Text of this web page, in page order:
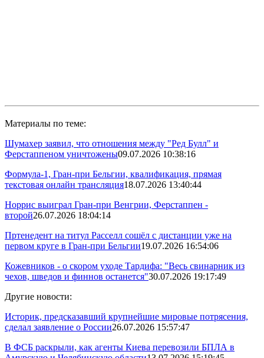
Материалы по теме:
Шумахер заявил, что отношения между "Ред Булл" и
Ферстаппеном уничтожены09.07.2026 10:38:16
Формула-1, Гран-при Бельгии, квалификация, прямая
текстовая онлайн трансляция18.07.2026 13:40:44
Норрис выиграл Гран-при Венгрии, Ферстаппен -
второй26.07.2026 18:04:14
Пртенедент на титул Расселл сошёл с дистанции уже на
первом круге в Гран-при Бельгии19.07.2026 16:54:06
Кожевников - о скором уходе Тардифа: "Весь свинарник из
чехов, шведов и финнов останется"30.07.2026 19:17:49
Другие новости:
Историк, предсказавший крупнейшие мировые потрясения,
сделал заявление о России26.07.2026 15:57:47
В ФСБ раскрыли, как агенты Киева перевозили БПЛА в